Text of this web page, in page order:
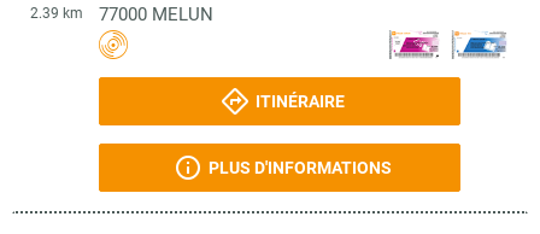
2.39 km
77000 MELUN
ITINÉRAIRE
PLUS D'INFORMATIONS